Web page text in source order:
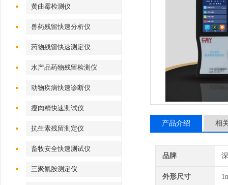
黄曲霉检测仪
兽药残留快速分析仪
药物残留快速测定仪
水产品药物残留检测仪
动物疾病快速诊断仪
瘦肉精快速测试仪
抗生素残留测定仪
畜牧安全快速测试仪
三聚氰胺测定仪
产品介绍 相
品牌
外形尺寸